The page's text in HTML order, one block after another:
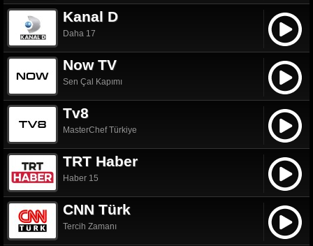
Kanal D
Daha 17
Now TV
Sen Çal Kapımı
Tv8
MasterChef Türkiye
TRT Haber
Haber 15
CNN Türk
Tercih Zamanı